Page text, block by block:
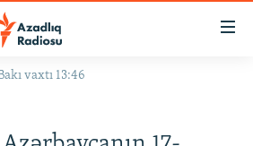
vaxtı 13:46